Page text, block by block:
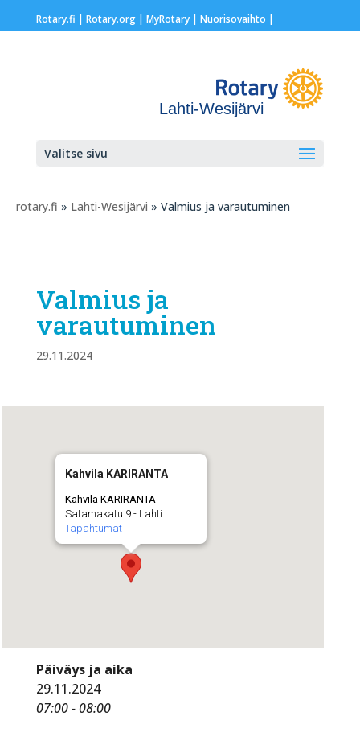
Rotary.fi | Rotary.org| MyRotary | Nuorisovaihto |
Lahti-Wesijärvi
Valitse sivu
rotary.fi » Lahti-Wesijärvi » Valmius ja varautuminen
Valmius ja
varautuminen
29.11.2024
Kahvila KARIRANTA
Kahvila KARIRANTA
Satamakatu 9 - Lahti
Tapahtumat
Päiväys ja aika
29.11.2024
07:00 - 08:00